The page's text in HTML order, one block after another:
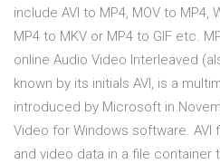
include AVI to MP4, MOV to MP4,
MP4 to MKV or MP4 to GIF etc.
online Audio Video Interleaved
known by its initials AVI, is a
introduced by Microsoft in
Video for Windows software.
and video data in a file container